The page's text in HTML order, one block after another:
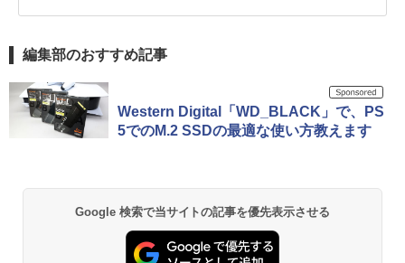
編集部のおすすめ記事
Western Digital「WD_BLACK」で、PS
5でのM.2 SSDの最適な使い方教えます
Google 検索で当サイトの記事を優先表示させる